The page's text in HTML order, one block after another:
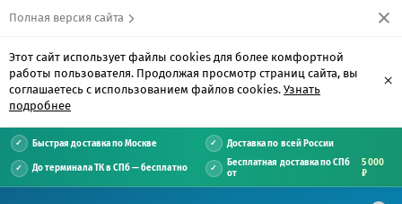
Полная версия сайта
Этот сайт использует файлы cookies для более комфортной
работы пользователя. Продолжая просмотр страниц сайта, вы
соглашаетесь с использованием файлов cookies. Узнать
подробнее
×
Быстрая доставка по Москве Доставка по всей России
До терминала ТК в СПб — бесплатно
Бесплатная доставка по СПб
от
5 000
₽